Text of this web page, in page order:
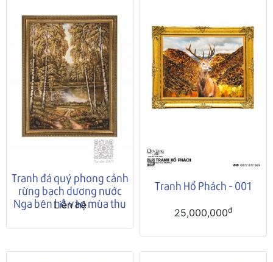
Tranh đá quý phong cảnh
rừng bạch dương nước
Nga bên hồ vào mùa thu
Liên hệ
Tranh Hổ Phách - 001
25,000,000đ